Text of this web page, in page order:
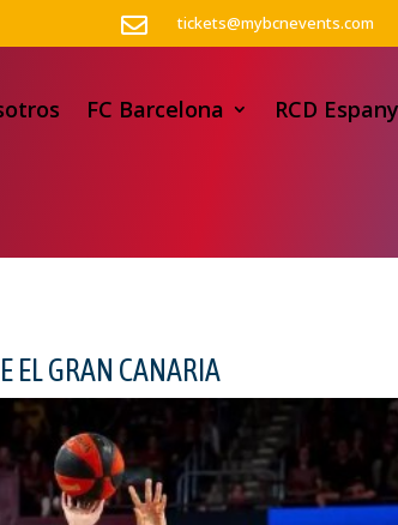
 tickets@mybcnevents.com
FC Barcelona RCD
EL GRAN CANARIA